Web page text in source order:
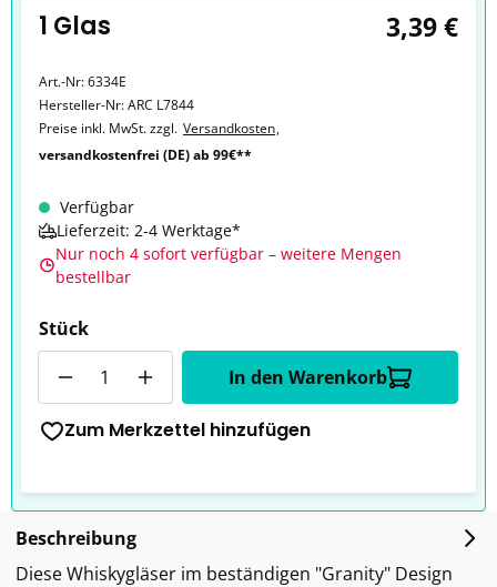
1 Glas 3,39 €
Art.-Nr:6334E
Hersteller-Nr:ARC L7844
Preise inkl. MwSt. zzgl. Versandkosten,
versandkostenfrei (DE) ab 99€**
Verfügbar
Lieferzeit: 2-4 Werktage*
Nur noch 4 sofort verfügbar – weitere Mengen
bestellbar
Stück
In den Warenkorb
Zum Merkzettel hinzufügen
Beschreibung
Diese Whiskygläser im beständigen "Granity" Design